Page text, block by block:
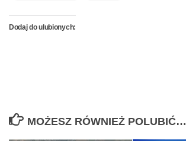
Dodaj do ulubionych:
MOŻESZ RÓWNIEŻ POLUBIĆ…